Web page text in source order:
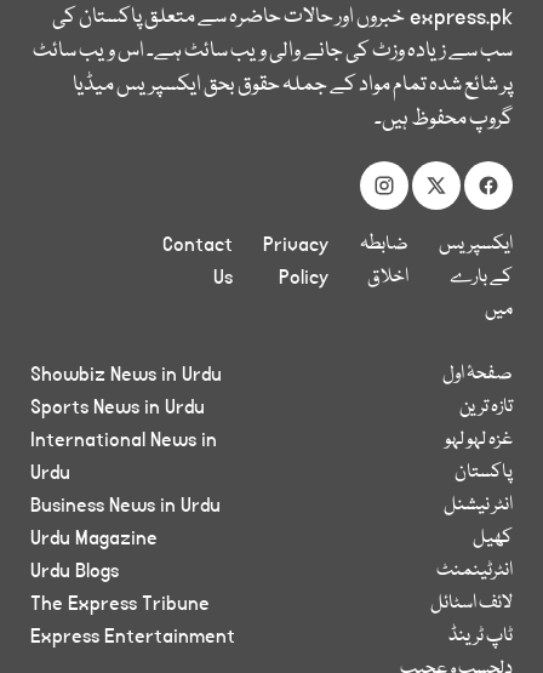
express.pkخبروں اور حالات حاضرہ سے متعلق پاکستان کی
سب سے زیادہ وزٹ کی جانے والی ویب سائٹ ہے۔ اس ویب سائٹ
پر شائع شدہ تمام مواد کے جملہ حقوق بحق ایکسپریس میڈیا
گروپ محفوظ ہیں۔
ایکسپریس
کے بارے
میں
ضابطہ
اخلاق
Privacy
Policy
Contact
Us
صفحۂ اول
تازہ ترین
غزہ لہو لہو
پاکستان
انٹر نیشنل
کھیل
انٹرٹینمنٹ
لائف اسٹائل
ٹاپ ٹرینڈ
Showbiz News in Urdu
Sports News in Urdu
International News in
Urdu
Business News in Urdu
Urdu Magazine
Urdu Blogs
The Express Tribune
Express Entertainment